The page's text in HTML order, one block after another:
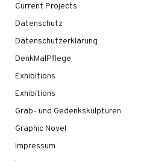
Current Projects
Datenschutz
Datenschutzerklärung
DenkMalPflege
Exhibitions
Exhibitions
Grab- und Gedenkskulpturen
Graphic Novel
Impressum